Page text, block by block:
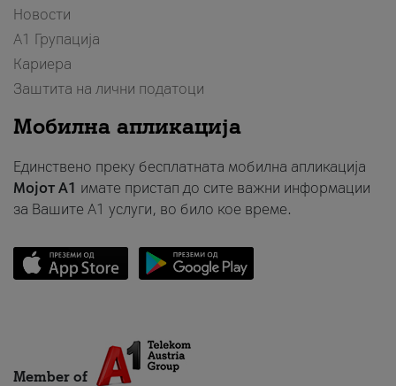
Новости
А1 Групација
Кариера
Заштита на лични податоци
Мобилна апликација
Единствено преку бесплатната мобилна апликација
Мојот A1 имате пристап до сите важни информации
за Вашите A1 услуги, во било кое време.
Member of